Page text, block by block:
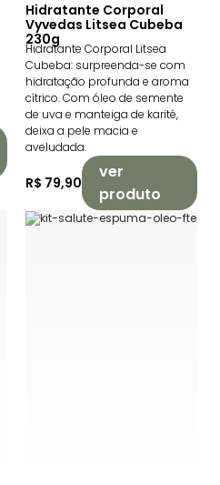
Hidratante Corporal
Vyvedas Litsea Cubeba
230g
Hidratante Corporal Litsea
Cubeba: surpreenda-se com
hidratação profunda e aroma
cítrico. Com óleo de semente
de uva e manteiga de karité,
deixa a pele macia e
aveludada.
R$ 79,90
ver
produto